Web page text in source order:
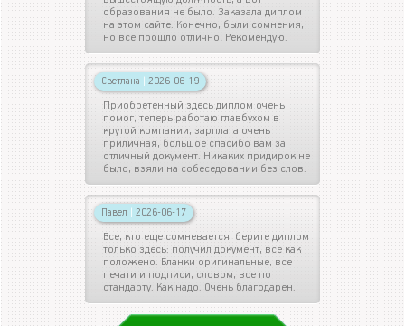
образования не было. Заказала диплом
на этом сайте. Конечно, были сомнения,
но все прошло отлично! Рекомендую.
Светлана | 2026-06-19
Приобретенный здесь диплом очень
помог, теперь работаю главбухом в
крутой компании, зарплата очень
приличная, большое спасибо вам за
отличный документ. Никаких придирок не
было, взяли на собеседовании без слов.
Павел | 2026-06-17
Все, кто еще сомневается, берите диплом
только здесь: получил документ, все как
положено. Бланки оригинальные, все
печати и подписи, словом, все по
стандарту. Как надо. Очень благодарен.